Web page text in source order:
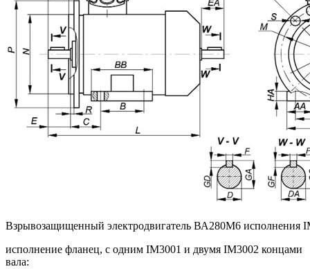
Взрывозащищенный электродвигатель ВА280M6 исполнения
исполнение фланец, с одним IM3001 и двумя IM3002 концами
вала: